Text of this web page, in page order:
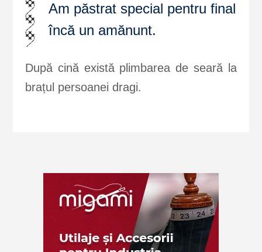
Am păstrat special pentru final
încă un amănunt.
După cină există plimbarea de seară la
brațul persoanei dragi.